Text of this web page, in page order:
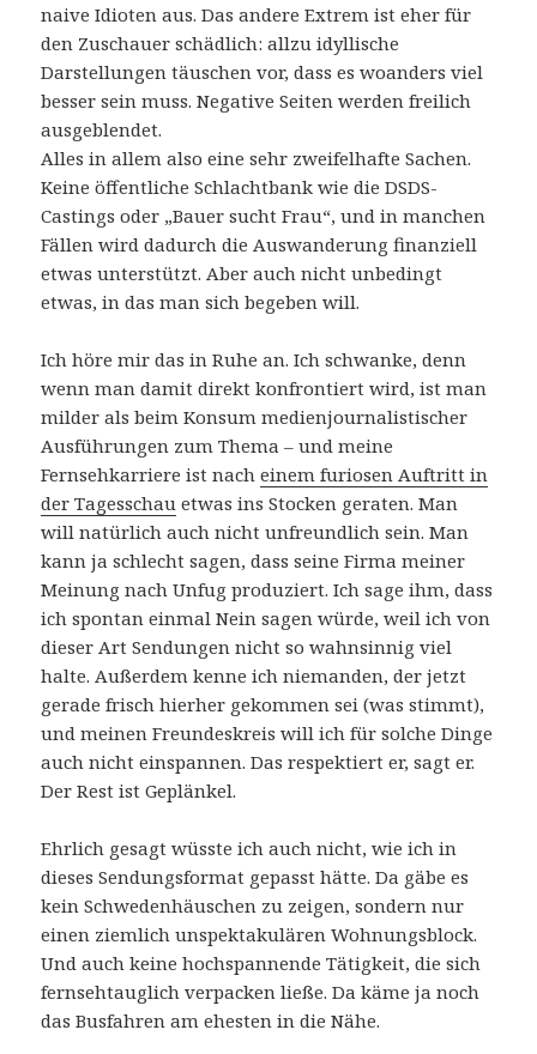
naive Idioten aus. Das andere Extrem ist eher für
den Zuschauer schädlich: allzu idyllische
Darstellungen täuschen vor, dass es woanders viel
besser sein muss. Negative Seiten werden freilich
ausgeblendet.
Alles in allem also eine sehr zweifelhafte Sachen.
Keine öffentliche Schlachtbank wie die DSDS-
Castings oder „Bauer sucht Frau“, und in manchen
Fällen wird dadurch die Auswanderung finanziell
etwas unterstützt. Aber auch nicht unbedingt
etwas, in das man sich begeben will.
Ich höre mir das in Ruhe an. Ich schwanke, denn
wenn man damit direkt konfrontiert wird, ist man
milder als beim Konsum medienjournalistischer
Ausführungen zum Thema – und meine
Fernsehkarriere ist nacheinem furiosen Auftritt in
der Tagesschau etwas ins Stocken geraten. Man
will natürlich auch nicht unfreundlich sein. Man
kann ja schlecht sagen, dass seine Firma meiner
Meinung nach Unfug produziert. Ich sage ihm, dass
ich spontan einmal Nein sagen würde, weil ich von
dieser Art Sendungen nicht so wahnsinnig viel
halte. Außerdem kenne ich niemanden, der jetzt
gerade frisch hierher gekommen sei (was stimmt),
und meinen Freundeskreis will ich für solche Dinge
auch nicht einspannen. Das respektiert er, sagt er.
Der Rest ist Geplänkel.
Ehrlich gesagt wüsste ich auch nicht, wie ich in
dieses Sendungsformat gepasst hätte. Da gäbe es
kein Schwedenhäuschen zu zeigen, sondern nur
einen ziemlich unspektakulären Wohnungsblock.
Und auch keine hochspannende Tätigkeit, die sich
fernsehtauglich verpacken ließe. Da käme ja noch
das Busfahren am ehesten in die Nähe.